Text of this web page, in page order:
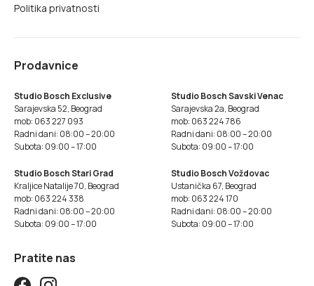
Politika privatnosti
Prodavnice
Studio Bosch Exclusive
Sarajevska 52, Beograd
mob: 063 227 093
Radni dani: 08:00 – 20:00
Subota: 09:00 – 17:00
Studio Bosch Savski Venac
Sarajevska 2a, Beograd
mob: 063 224 786
Radni dani: 08:00 – 20:00
Subota: 09:00 – 17:00
Studio Bosch Stari Grad
Kraljice Natalije 70, Beograd
mob: 063 224 338
Radni dani: 08:00 – 20:00
Subota: 09:00 – 17:00
Studio Bosch Voždovac
Ustanička 67, Beograd
mob: 063 224 170
Radni dani: 08:00 – 20:00
Subota: 09:00 – 17:00
Pratite nas